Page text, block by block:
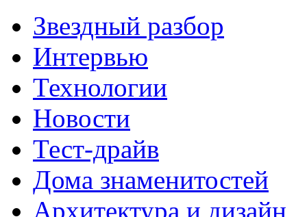
Звездный разбор
Интервью
Технологии
Новости
Тест-драйв
Дома знаменитостей
Архитектура и дизайн